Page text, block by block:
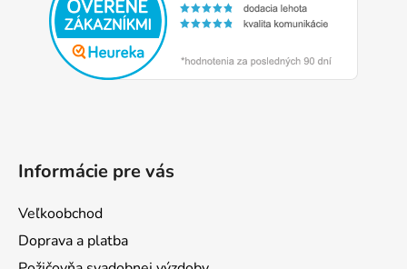
Informácie pre vás
Veľkoobchod
Doprava a platba